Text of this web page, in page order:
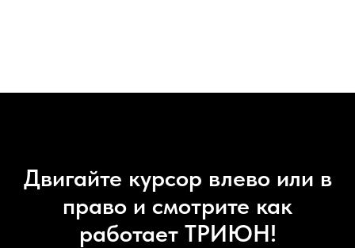
Двигайте курсор влево или в
право и смотрите как
работает ТРИЮН!